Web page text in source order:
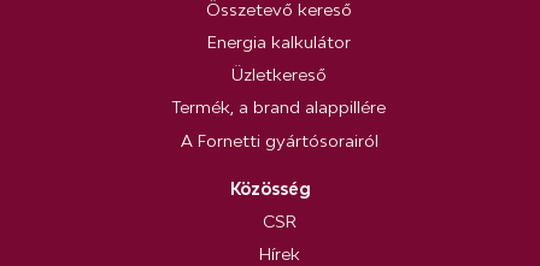
Összetevő kereső
Energia kalkulátor
Üzletkereső
Termék, a brand alappillére
A Fornetti gyártósorairól
Közösség
CSR
Hírek